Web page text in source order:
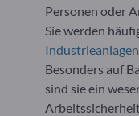
Personen oder
Sie werden
Industrieanlagen
Besonders auf
sind sie ein